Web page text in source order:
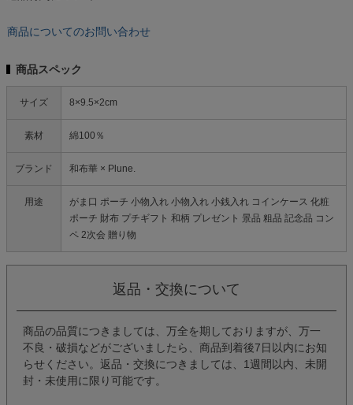
商品についてのお問い合わせ
商品スペック
サイズ 8×9.5×2cm
素材 綿100％
ブランド 和布華 × Plune.
用途
がま口 ポーチ 小物入れ 小物入れ 小銭入れ コインケース 化粧
ポーチ 財布 プチギフト 和柄 プレゼント 景品 粗品 記念品 コン
ペ 2次会 贈り物
返品・交換について
商品の品質につきましては、万全を期しておりますが、万一
不良・破損などがございましたら、商品到着後7日以内にお知
らせください。返品・交換につきましては、1週間以内、未開
封・未使用に限り可能です。